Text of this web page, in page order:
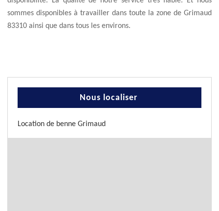
sommes disponibles à travailler dans toute la zone de Grimaud
83310 ainsi que dans tous les environs.
Nous localiser
Location de benne Grimaud